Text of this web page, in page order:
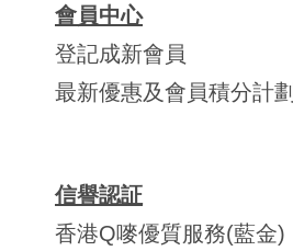
會員中心
登記成新會員
最新優惠及會員積分計劃
信譽認証
香港Q嘜優質服務(藍金)